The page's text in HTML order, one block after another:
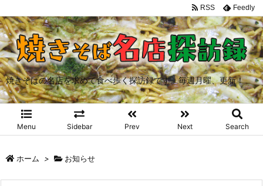
焼きそばの名店を求めて食べ歩く探訪録です。毎週月曜、更新！
Menu Sidebar Prev Next Search
RSS Feedly
ホーム > お知らせ